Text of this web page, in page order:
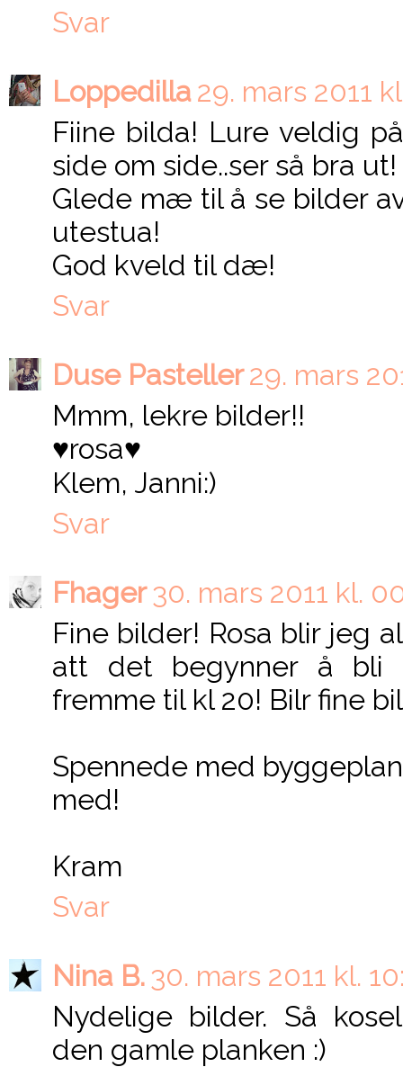
Svar
Loppedilla29. mars 2011
Fiine bilda! Lure veldig
side om side..ser så bra
Glede mæ til å se bilder
utestua!
God kveld til dæ!
Svar
Duse Pasteller29. mars
Mmm, lekre bilder!!
♥rosa♥
Klem, Janni:)
Svar
Fhager30. mars 2011 kl.
Fine bilder! Rosa blir jeg
att det begynner å bli
fremme til kl 20! Bilr fine
Spennede med
med!
Kram
Svar
Nina B.30. mars 2011 kl.
Nydelige bilder. Så
den gamle planken :)